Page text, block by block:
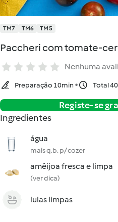
TM7 TM6 TM5
Paccheri com tomate-
Nenhuma
Preparação 10min Total
Registe-se
Ingredientes
água
mais q.b. p/ cozer
amêijoa fresca e limpa
(ver dica)
lulas limpas